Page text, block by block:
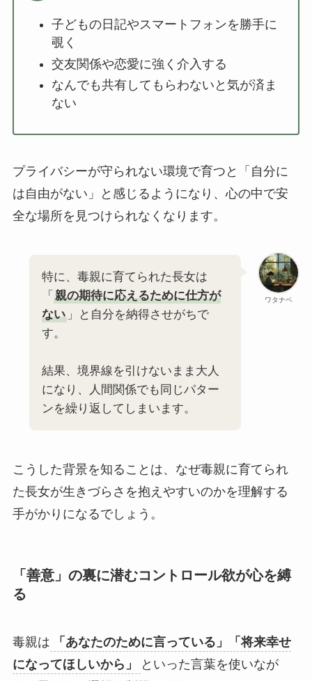
子どもの日記やスマートフォンを勝手に
覗く
交友関係や恋愛に強く介入する
なんでも共有してもらわないと気が済ま
ない
プライバシーが守られない環境で育つと「自分に
は自由がない」と感じるようになり、心の中で安
全な場所を見つけられなくなります。
ワタナベ
特に、毒親に育てられた長女は
「 親の期待に応えるために仕方が
ない」と自分を納得させがちで
す。
結果、境界線を引けないまま大人
になり、人間関係でも同じパター
ンを繰り返してしまいます。
こうした背景を知ることは、なぜ毒親に育てられ
た長女が生きづらさを抱えやすいのかを理解する
手がかりになるでしょう。
「善意」の裏に潜むコントロール欲が心を縛
る
毒親は
「あなたのために言っている」「将来幸せ
になってほしいから」
といった言葉を使いなが